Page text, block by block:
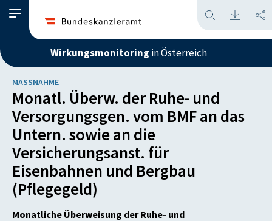
Wirkungsmonitoring in Österreich
MASSNAHME
Monatl. Überw. der Ruhe- und
Versorgungsgen. vom BMF an das
Untern. sowie an die
Versicherungsanst. für
Eisenbahnen und Bergbau
(Pflegegeld)
Monatliche Überweisung der Ruhe- und